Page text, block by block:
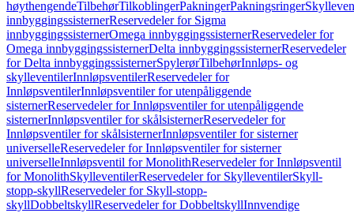
høythengendeTilbehørTilkoblingerPakningerPakningsringer
innbyggingssisternerReservedeler for Sigma
innbyggingssisternerOmega innbyggingssisternerReservedeler for
Omega innbyggingssisternerDelta innbyggingssisternerReservedeler
for Delta innbyggingssisternerSpylerørTilbehørInnløps- og
skylleventilerInnløpsventilerReservedeler for
InnløpsventilerInnløpsventiler for utenpåliggende
sisternerReservedeler for Innløpsventiler for utenpåliggende
sisternerInnløpsventiler for skålsisternerReservedeler for
Innløpsventiler for skålsisternerInnløpsventiler for sisterner
universelleReservedeler for Innløpsventiler for sisterner
universelleInnløpsventil for MonolithReservedeler for Innløpsventil
for MonolithSkylleventilerReservedeler for SkylleventilerSkyll-
stopp-skyllReservedeler for Skyll-stopp-
skyllDobbeltskyllReservedeler for DobbeltskyllInnvendige